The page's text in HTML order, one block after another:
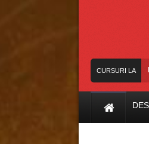
CURSURI LA
ZI
Dansatorii bascoveni, pe scena